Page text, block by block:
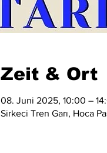
Zeit & Ort
08. Juni 2025, 10:00 –
Sirkeci Tren Garı, Hoca